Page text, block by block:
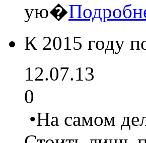
ую�
К 2015 году
12.07.13
0
•На самом